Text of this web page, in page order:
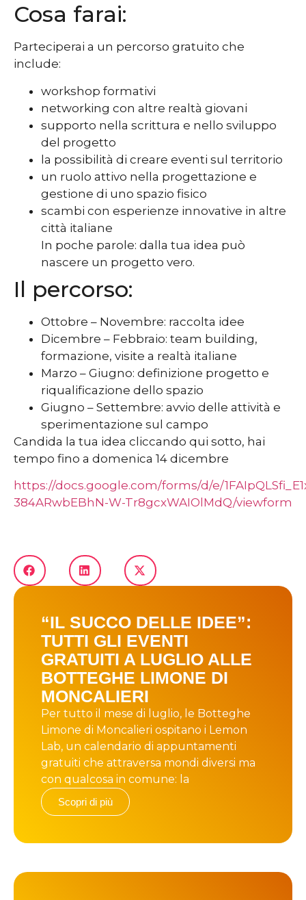
Cosa farai:
Parteciperai a un percorso gratuito che
include:
workshop formativi
networking con altre realtà giovani
supporto nella scrittura e nello sviluppo
del progetto
la possibilità di creare eventi sul territorio
un ruolo attivo nella progettazione e
gestione di uno spazio fisico
scambi con esperienze innovative in altre
città italiane
In poche parole: dalla tua idea può
nascere un progetto vero.
Il percorso:
Ottobre – Novembre: raccolta idee
Dicembre – Febbraio: team building,
formazione, visite a realtà italiane
Marzo – Giugno: definizione progetto e
riqualificazione dello spazio
Giugno – Settembre: avvio delle attività e
sperimentazione sul campo
Candida la tua idea cliccando qui sotto, hai
tempo fino a domenica 14 dicembre
https://docs.google.com/forms/d/e/
384ARwbEBhN-W-Tr8gcxWAIOlMdQ/viewform
“IL SUCCO DELLE IDEE”:
TUTTI GLI EVENTI
GRATUITI A LUGLIO ALLE
BOTTEGHE LIMONE DI
MONCALIERI
Per tutto il mese di luglio, le Botteghe
Limone di Moncalieri ospitano i Lemon
Lab, un calendario di appuntamenti
gratuiti che attraversa mondi diversi ma
con qualcosa in comune: la
Scopri di più